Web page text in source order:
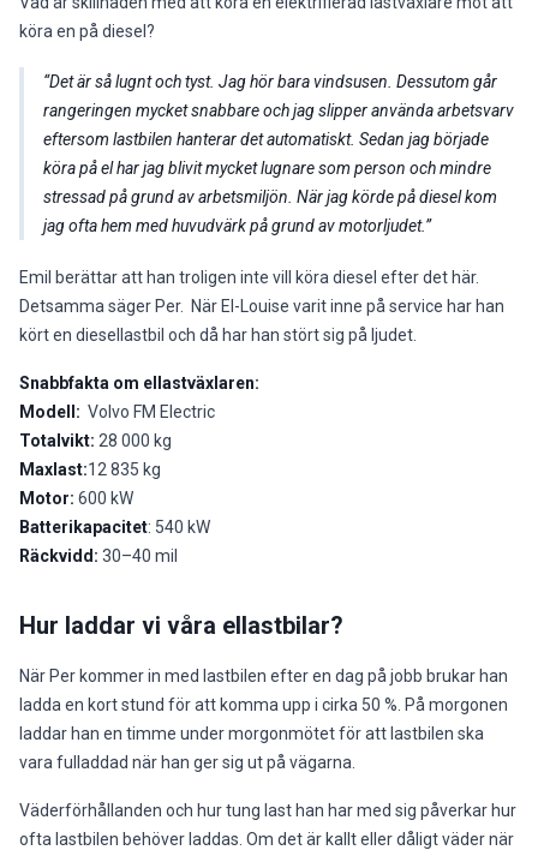
köra en på diesel?
Det är så lugnt och tyst. Jag hör bara vindsusen. Dessutom går
rangeringen mycket snabbare och jag slipper använda arbetsvarv
eftersom lastbilen hanterar det automatiskt. Sedan jag började
köra på el har jag blivit mycket lugnare som person och mindre
stressad på grund av arbetsmiljön. När jag körde på diesel kom
jag ofta hem med huvudvärk på grund av motorljudet.
Emil berättar att han troligen inte vill köra diesel efter det här.
Detsamma säger Per. När El-Louise varit inne på service har han
kört en diesellastbil och då har han stört sig på ljudet.
Snabbfakta om ellastväxlaren:
Modell: Volvo FM Electric
Totalvikt: 28 000 kg
Maxlast:12 835 kg
Motor: 600 kW
Batterikapacitet: 540 kW
Räckvidd: 30–40 mil
Hur laddar vi våra ellastbilar?
När Per kommer in med lastbilen efter en dag på jobb brukar han
ladda en kort stund för att komma upp i cirka 50 %. På morgonen
laddar han en timme under morgonmötet för att lastbilen ska
vara fulladdad när han ger sig ut på vägarna.
Väderförhållanden och hur tung last han har med sig påverkar hur
ofta lastbilen behöver laddas. Om det är kallt eller dåligt väder när